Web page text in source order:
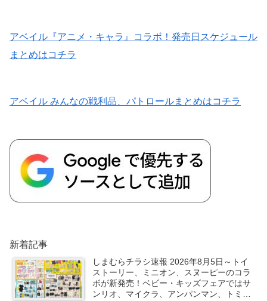
アベイル『アニメ・キャラ』コラボ！発売日スケジュール
まとめはコチラ
アベイル みんなの戦利品、パトロールまとめはコチラ
新着記事
しまむらチラシ速報 2026年8月5日～トイ
ストーリー、ミニオン、スヌーピーのコラ
ボが新発売！ベビー・キッズフェアではサ
ンリオ、マイクラ、アンパンマン、トミカ